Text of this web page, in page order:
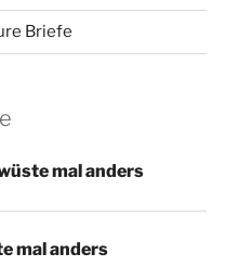
Briefe
mal anders
mal anders